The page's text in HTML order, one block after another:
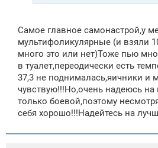
Самое главное самонастрой,у
мультифоликулярные (и взяли
много это или нет)Тоже пью
в туалет,переодически есть
37,3 не поднималась,яичники и
чувствую!!!Но,очень надеюсь на
только боевой,поэтому
себя хорошо!!!Надейтесь на